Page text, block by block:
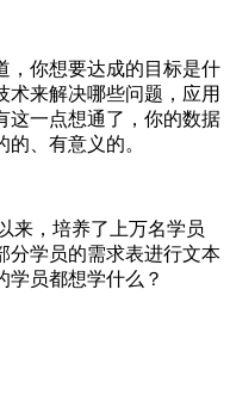
，你想要达成的目标是什
术来解决哪些问题，应用
这一点想通了，你的数据
、有意义的。
来，培养了上万名学员
分学员的需求表进行文本
学员都想学什么？